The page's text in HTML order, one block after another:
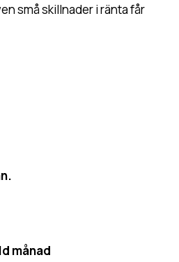
små skillnader i ränta får
månad